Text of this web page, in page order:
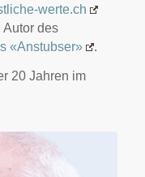
werte.ch
Autor des
«Anstubser» .
20 Jahren im